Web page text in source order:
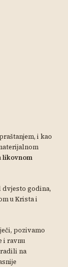
i kao
likovnom
dvjesto godina,
u Krista i
pozivamo
i ravnu
na